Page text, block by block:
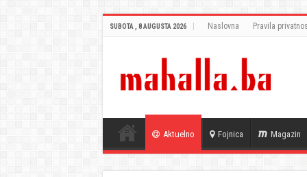
SUBOTA , 8 AUGUSTA 2026 Naslovna Pravila
Aktuelno Fojnica Magazin